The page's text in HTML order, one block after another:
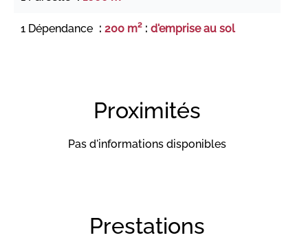
1 Dépendance 200 m² d'emprise au sol
Proximités
Pas d'informations disponibles
Prestations